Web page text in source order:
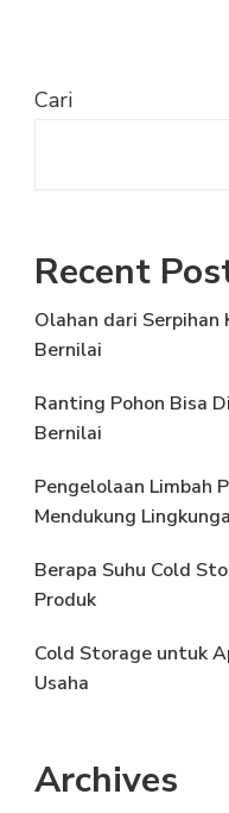
Cari
Recent
Olahan dari Serpihan
Bernilai
Ranting Pohon Bisa
Bernilai
Pengelolaan Limbah
Mendukung
Berapa Suhu Cold
Produk
Cold Storage untuk
Usaha
Archives